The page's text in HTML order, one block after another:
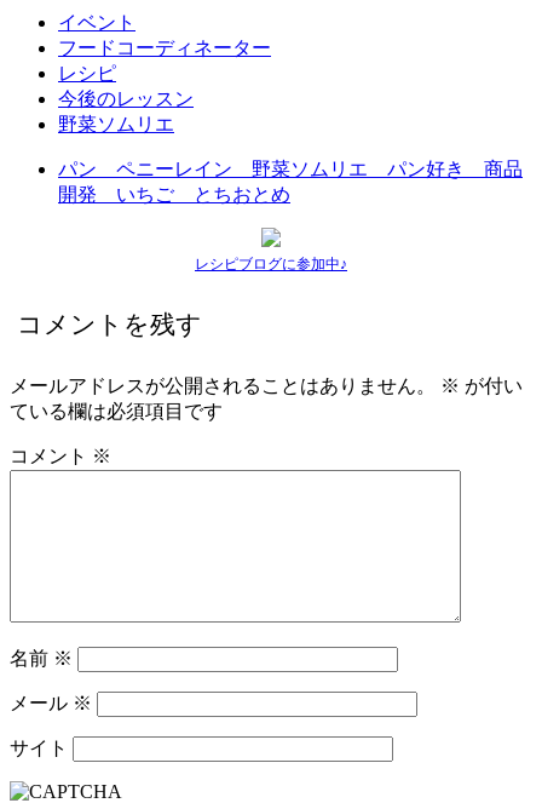
イベント
フードコーディネーター
レシピ
今後のレッスン
野菜ソムリエ
パン ペニーレイン 野菜ソムリエ パン好き 商品
開発 いちご とちおとめ
レシピブログに参加中♪
コメントを残す
メールアドレスが公開されることはありません。 ※ が付い
ている欄は必須項目です
コメント ※
名前 ※
メール ※
サイト